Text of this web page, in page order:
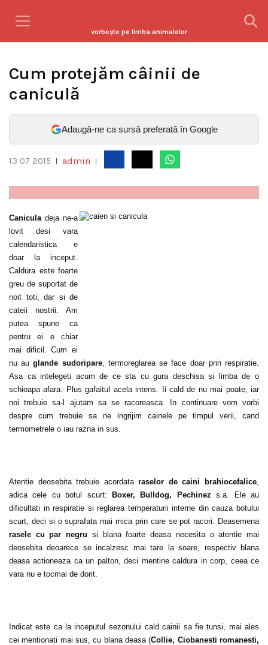
vorbeşte pe limba animalelor
Cum protejăm câinii de
caniculă
Adaugă-ne ca sursă preferată în Google
13 07 2015 admin
Caniculadeja ne-a
lovit desi vara
calendaristica e
doar la inceput.
Caldura este foarte
greu de suportat de
noit toti, dar si de
cateii nostrii. Am
putea spune ca
pentru ei e chiar
mai dificil. Cum ei
nu auglande sudoripare, termoreglarea se face doar prin respiratie.
Asa ca intelegeti acum de ce sta cu gura deschisa si limba de o
schioapa afara. Plus gafaitul acela intens. Ii cald de nu mai poate, iar
noi trebuie sa-l ajutam sa se racoreasca. In continuare vom vorbi
despre cum trebuie sa ne ingrijim cainele pe timpul verii, cand
termometrele o iau razna in sus.
Atentie deosebita trebuie acordataraselor de caini brahiocefalice,
adica cele cu botul scurt: Boxer, Bulldog, Pechinez s.a. Ele au
dificultati in respiratie si reglarea temperaturii interne din cauza botului
scurt, deci si o suprafata mai mica prin care se pot racori. Deasemena
rasele cu par negru si blana foarte deasa necesita o atentie mai
deosebita deoarece se incalzesc mai tare la soare, respectiv blana
deasa actioneaza ca un palton, deci mentine caldura in corp, ceea ce
vara nu e tocmai de dorit.
Indicat este ca la inceputul sezonului cald cainii sa fie tunsi, mai ales
cei mentionati mai sus, cu blana deasa (Collie, Ciobanesti romanesti,